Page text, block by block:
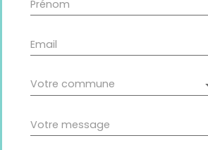
Prénom
Email
Votre commune
Votre message